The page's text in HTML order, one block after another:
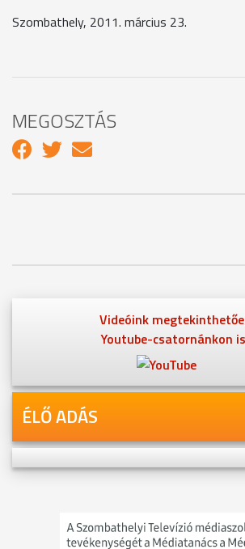
Szombathely, 2011. március 23.
MEGOSZTÁS
Videóink
Youtube-csatornánkon
ÉLŐ ADÁS